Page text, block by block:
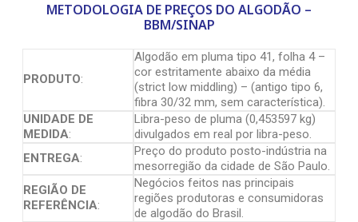
METODOLOGIA DE PREÇOS DO ALGODÃO –
BBM/SINAP
PRODUTO:
Algodão em pluma tipo 41, folha 4 –
cor estritamente abaixo da média
(strict low middling) – (antigo tipo 6,
fibra 30/32 mm, sem característica).
UNIDADE DE
MEDIDA:
Libra-peso de pluma (0,453597 kg)
divulgados em real por libra-peso.
ENTREGA:
Preço do produto posto-indústria na
mesorregião da cidade de São Paulo.
REGIÃO DE
REFERÊNCIA:
Negócios feitos nas principais
regiões produtoras e consumidoras
de algodão do Brasil.